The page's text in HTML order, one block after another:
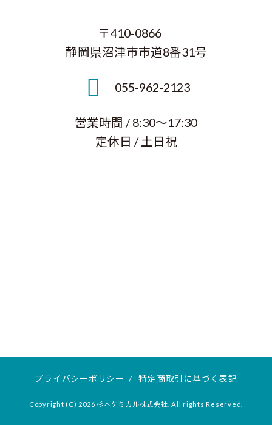
〒410-0866
静岡県沼津市市道8番31号
055-962-2123
営業時間 / 8:30～17:30
定休日 / 土日祝
プライバシーポリシー / 特定商取引に基づく表記
Copyright (C) 2026 杉本ケミカル株式会社. All rights Reserved.